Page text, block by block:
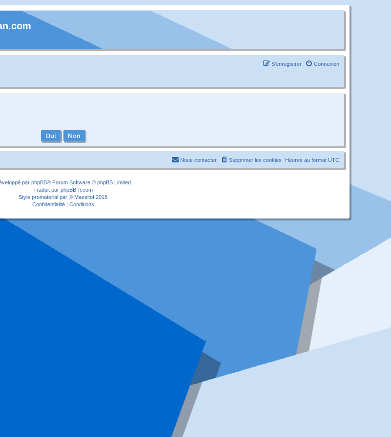
Connexion
S’enregistrer
Heures au format UTC
Supprimer les cookies
Nous contacter
par phpBB® Forum Software © phpBB Limited
Traduit par phpBB-fr.com
Style promaterial par © Mazeltof 2018
Confidentialité| Conditions